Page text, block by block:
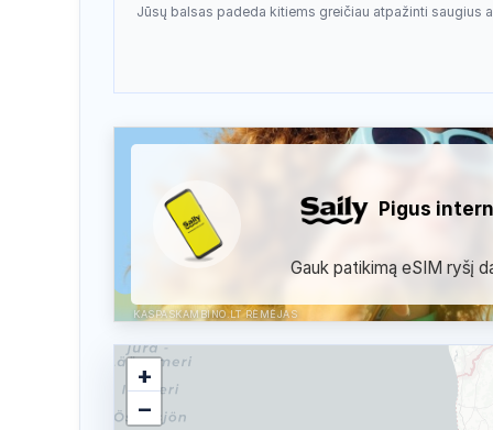
Jūsų balsas padeda kitiems greičiau atpažinti saugius
KASPASKAMBINO.LT RĖMĖJAS
Pigus
Gauk patikimą eSIM ryšį
+
−